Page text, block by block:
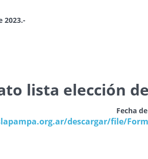
2023.-
BAIS
lista elección
Fecha
descargar/file/